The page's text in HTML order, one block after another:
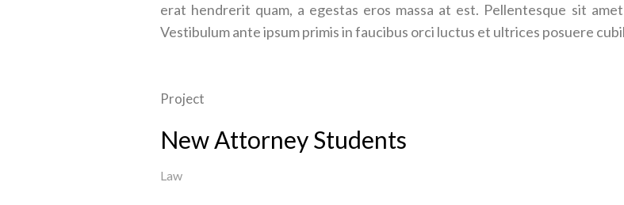
erat hendrerit quam, a egestas eros massa at est. Pellentesque sit
Vestibulum ante ipsum primis in faucibus orci luctus et ultrices posuere
Project
New Attorney Students
Law